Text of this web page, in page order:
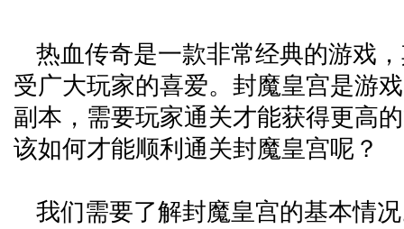
热血传奇是一款非常经典的游戏
受广大玩家的喜爱。封魔皇宫是游
副本，需要玩家通关才能获得更高
该如何才能顺利通关封魔皇宫呢？
我们需要了解封魔皇宫的基本情